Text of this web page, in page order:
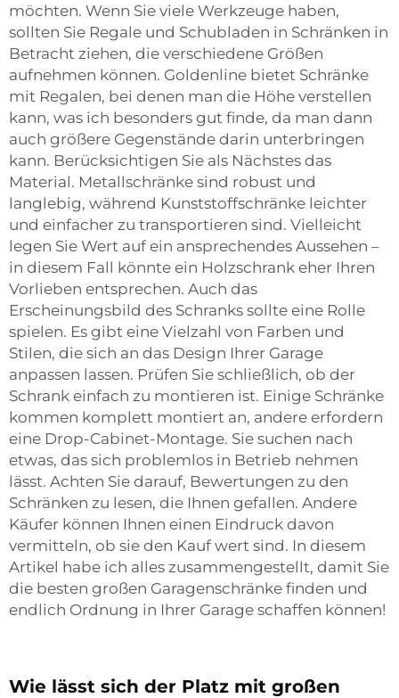
möchten. Wenn Sie viele Werkzeuge haben,
sollten Sie Regale und Schubladen in Schränken in
Betracht ziehen, die verschiedene Größen
aufnehmen können. Goldenline bietet Schränke
mit Regalen, bei denen man die Höhe verstellen
kann, was ich besonders gut finde, da man dann
auch größere Gegenstände darin unterbringen
kann. Berücksichtigen Sie als Nächstes das
Material. Metallschränke sind robust und
langlebig, während Kunststoffschränke leichter
und einfacher zu transportieren sind. Vielleicht
legen Sie Wert auf ein ansprechendes Aussehen –
in diesem Fall könnte ein Holzschrank eher Ihren
Vorlieben entsprechen. Auch das
Erscheinungsbild des Schranks sollte eine Rolle
spielen. Es gibt eine Vielzahl von Farben und
Stilen, die sich an das Design Ihrer Garage
anpassen lassen. Prüfen Sie schließlich, ob der
Schrank einfach zu montieren ist. Einige Schränke
kommen komplett montiert an, andere erfordern
eine Drop-Cabinet-Montage. Sie suchen nach
etwas, das sich problemlos in Betrieb nehmen
lässt. Achten Sie darauf, Bewertungen zu den
Schränken zu lesen, die Ihnen gefallen. Andere
Käufer können Ihnen einen Eindruck davon
vermitteln, ob sie den Kauf wert sind. In diesem
Artikel habe ich alles zusammengestellt, damit Sie
die besten großen Garagenschränke finden und
endlich Ordnung in Ihrer Garage schaffen können!
Wie lässt sich der Platz mit großen